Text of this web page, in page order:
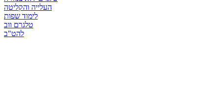
העלייה והקליטה
לימוד שפות
טלגרם ווב
להט"ב